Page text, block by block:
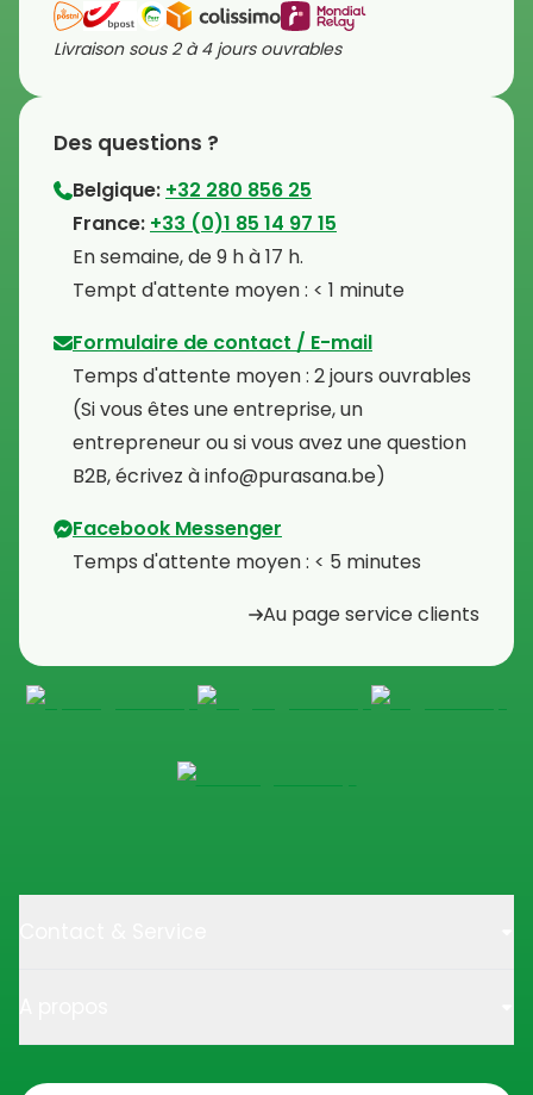
Livraison sous 2 à 4 jours ouvrables
Des questions ?
Belgique: +32 280 856 25
⁠France: +33 (0)1 85 14 97 15
⁠En semaine, de 9 h à 17 h.
⁠Tempt d'attente moyen : < 1 minute
Formulaire de contact / E-mail
Temps d'attente moyen : 2 jours ouvrables
⁠(Si vous êtes une entreprise, un
entrepreneur ou si vous avez une question
B2B, écrivez à info@purasana.be)
Facebook Messenger
Temps d'attente moyen : < 5 minutes
Au page service clients